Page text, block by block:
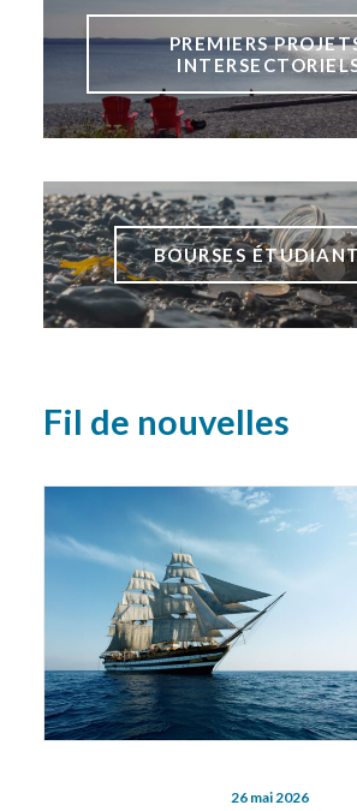
PREMIERS
BOURSES
Fil de nouvelles
26 mai 2026